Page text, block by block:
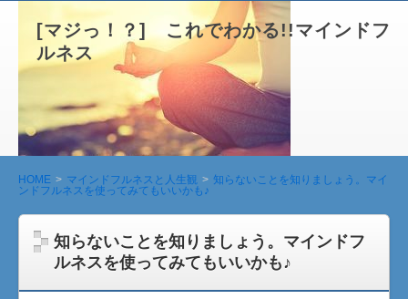
[マジっ！？] これでわかる!!マインドフ
ルネス
HOME マインドフルネスと人生観
知らないことを知りましょう。マイ
ンドフルネスを使ってみてもいいかも♪
知らないことを知りましょう。マインドフ
ルネスを使ってみてもいいかも♪